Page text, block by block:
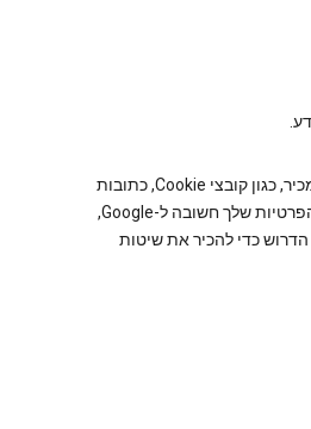
השתדלנו לשמור על פשטות ככל שניתן, אך אם יש מונחים שאינך מכיר, כגון קובצי Cookie, כתובות
אלה קודם לכן. הפרטיות שלך חשובה ל-Google,
כדי להכיר את שיטות